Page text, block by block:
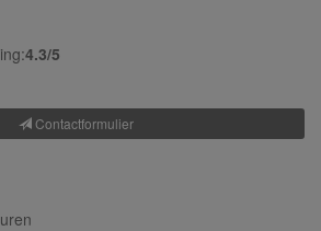
4.3/5
Contactformulier